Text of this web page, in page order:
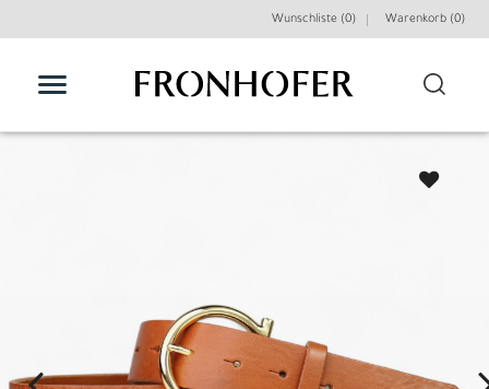
Wunschliste (0) Warenkorb (0)